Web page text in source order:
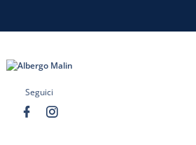
Seguici